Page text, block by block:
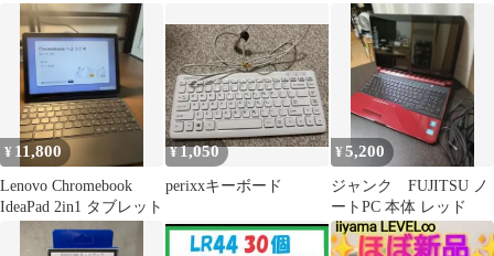
/8GB/Office有
イト
¥ 11,800
Lenovo Chromebook
IdeaPad 2in1 タブレット
¥1,050
perixxキーボード
¥5,200
ジャンク FUJITSU ノ
ートPC 本体 レッド